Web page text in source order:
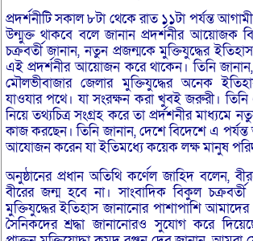
প্রদর্শনীটি সকাল ৮টা থেকে রাত ১১টা পর্যন্ত
উন্মুক্ত থাকবে বলে জানান প্রদর্শনীর আয়োজক
চক্রবর্তী জানান, নতুন প্রজন্মকে মুক্তিযুদ্ধের
এই প্রদর্শনীর আয়োজন করে থাকেন। তিনি জানান,
মৌলভীবাজার জেলার মুক্তিযুদ্ধের অনেক
যাওযার পথে। যা সংরক্ষন করা খুবই জরুরী।
নিয়ে তথ্যচিত্র সংগ্রহ করে তা প্রর্দশনীর মাধ্যমে
কাজ করছেন। তিনি জানান, দেশে বিদেশে এ পর্যন্ত
আযোজন করেন যা ইতিমধ্যে কয়েক লক্ষ মানুষ
অনুষ্ঠানের প্রধান অতিথি কর্ণেল জাহিদ বলেন,
বীরের জন্ম হবে না। সাংবাদিক বিকুল চক্রবর্তী
মুক্তিযুদ্ধের ইতিহাস জানানোর পাশাপাশি আমাদের
সৈনিকদের শ্রদ্ধা জানানোরও সুযোগ করে